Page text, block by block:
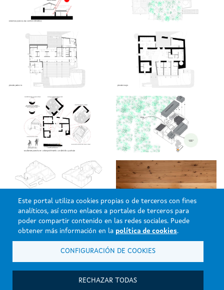
Este portal utiliza cookies propias o de terceros con fines
analíticos, así como enlaces a portales de terceros para
poder compartir contenido en las redes sociales. Puede
obtener más información en la política de cookies.
CONFIGURACIÓN DE COOKIES
RECHAZAR TODAS